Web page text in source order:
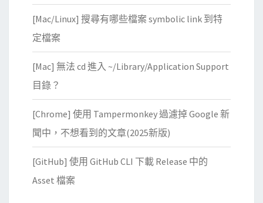
[Mac/Linux] 搜尋有哪些檔案 symbolic link 到特
定檔案
[Mac] 無法 cd 進入 ~/Library/Application Support
目錄？
[Chrome] 使用 Tampermonkey 過濾掉 Google 新
聞中，不想看到的文章(2025新版)
[GitHub] 使用 GitHub CLI 下載 Release 中的
Asset 檔案